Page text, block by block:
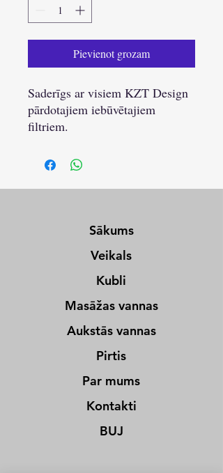
Pievienot grozam
Saderīgs ar visiem KZT Design
pārdotajiem iebūvētajiem
filtriem.
Sākums
Veikals
Kubli
Masāžas vannas
Aukstās vannas
Pirtis
Par mums
Kontakti
BUJ